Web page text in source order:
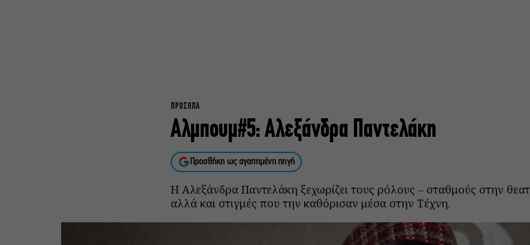
ΠΡΟΣΩΠΑ
Αλμπουμ#5: Αλεξάνδρα Παντελάκη
Προσθήκη ως αγαπημένη πηγή
Η Αλεξάνδρα Παντελάκη ξεχωρίζει τους ρόλους – σταθμούς στην
αλλά και στιγμές που την καθόρισαν μέσα στην Τέχνη.